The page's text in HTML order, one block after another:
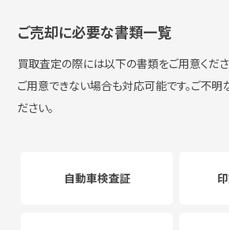
ご売却に必要な書類一覧
買取査定の際には以下の書類をご用意くださ
ご用意できない場合も対応可能です。ご不明
ださい。
自動車検査証